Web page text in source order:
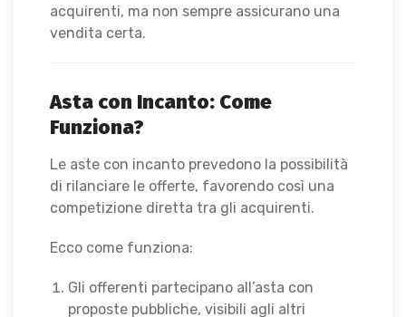
acquirenti, ma non sempre assicurano una
vendita certa.
Asta con Incanto: Come
Funziona?
Le aste con incanto prevedono la possibilità
di rilanciare le offerte, favorendo così una
competizione diretta tra gli acquirenti.
Ecco come funziona:
Gli offerenti partecipano all’asta con
proposte pubbliche, visibili agli altri